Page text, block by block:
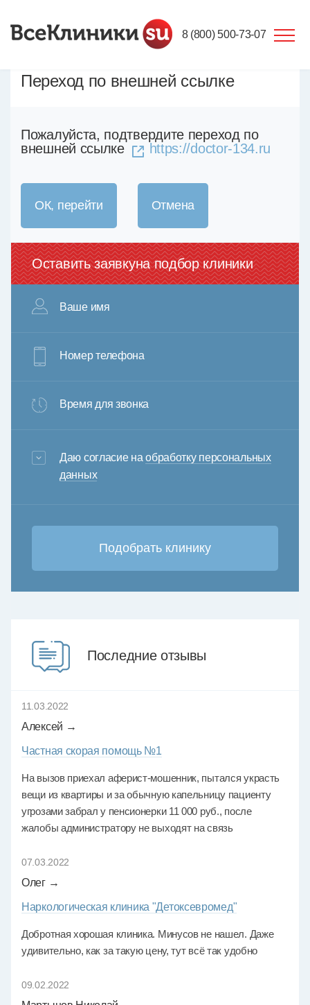
8 (800) 500-73-07
Переход по внешней ссылке
Пожалуйста, подтвердите переход по
внешней ссылке
https://doctor-134.ru
ОК, перейти Отмена
Оставить заявкуна подбор клиники
Ваше имя
Номер телефона
Время для звонка
3+6=
Даю согласие наобработку персональных
данных
Последние отзывы
11.03.2022
Алексей →
Частная скорая помощь №1
На вызов приехал аферист-мошенник, пытался украсть
вещи из квартиры и за обычную капельницу пациенту
угрозами забрал у пенсионерки 11 000 руб., после
жалобы администратору не выходят на связь
07.03.2022
Олег →
Наркологическая клиника "Детоксевромед"
Добротная хорошая клиника. Минусов не нашел. Даже
удивительно, как за такую цену, тут всё так удобно
09.02.2022